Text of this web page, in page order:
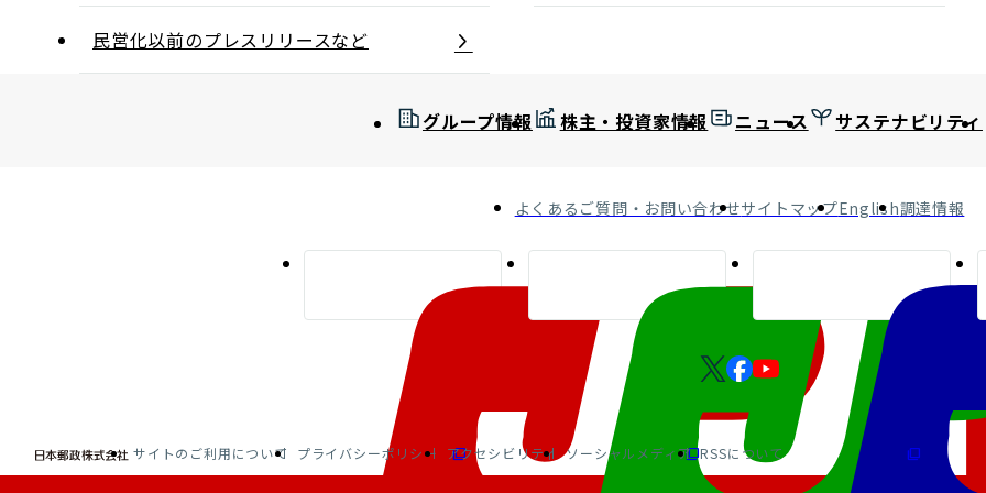
民営化以前のプレスリリースなど
グループ情報 株主・投資家情報 ニュース サステナビリティ
よくあるご質問・お問い合わせサイトマップEnglish調達情報
サイトのご利用について プライバシーポリシー アクセシビリティ ソーシャルメディア RSSについて